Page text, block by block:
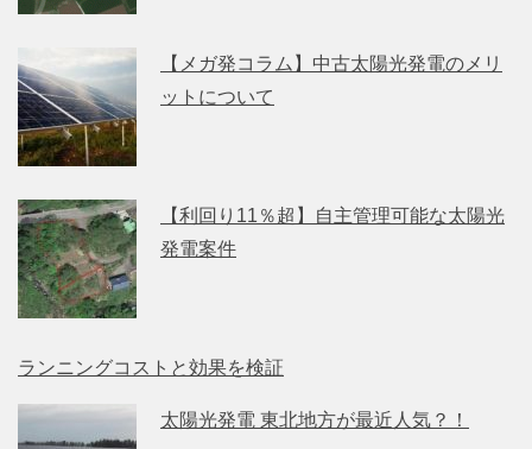
【メガ発コラム】中古太陽光発電のメリ
ットについて
【利回り11％超】自主管理可能な太陽光
発電案件
ランニングコストと効果を検証
太陽光発電 東北地方が最近人気？！